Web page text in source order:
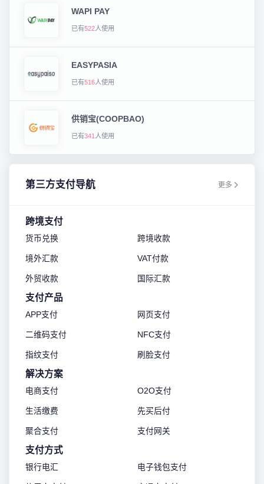
WAPI PAY
已有522人使用
EASYPASIA
已有516人使用
供销宝(COOPBAO)
已有341 人使用
第三方支付导航 更多
跨境支付
货币兑换 跨境收款
境外汇款 VAT付款
外贸收款 国际汇款
支付产品
APP支付 网页支付
二维码支付 NFC支付
指纹支付 刷脸支付
解决方案
电商支付 O2O支付
生活缴费 先买后付
聚合支付 支付网关
支付方式
银行电汇 电子钱包支付